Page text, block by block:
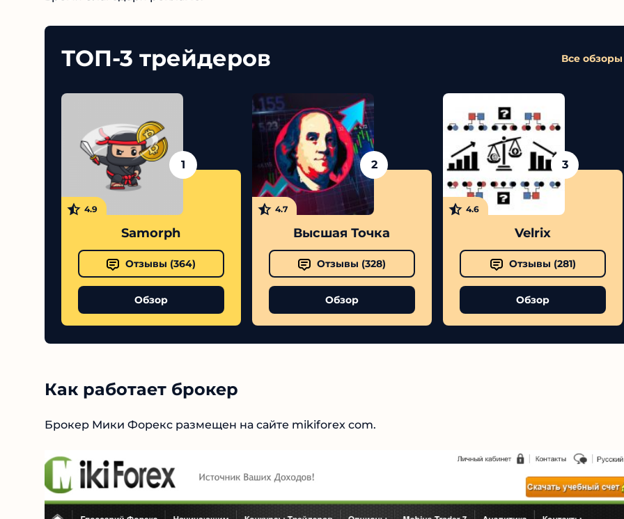
ТОП-3 трейдеров Все обзоры
1
4.9
Samorph
Отзывы ( 364)
Обзор
2
4.7
Высшая Точка
Отзывы ( 328)
Обзор
4.6
Velrix
Отзывы (281)
Обзор
Как работает брокер
Брокер Мики Форекс размещен на сайте mikiforex com.
Рекомендованэкспертами
: высокий ROI, честная
статистика и сотни довольных
клиентов.